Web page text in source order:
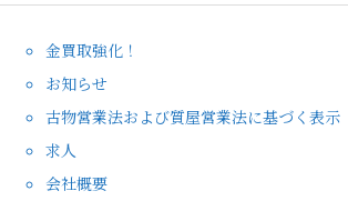
金買取強化！
お知らせ
古物営業法および質屋営業法に基づく表示
求人
会社概要